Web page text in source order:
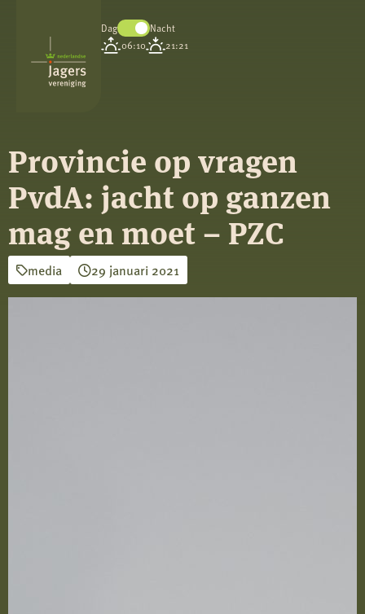
Koninklijke
Nederlandse
Jagersvereniging
Dag
Nacht
06:10
21:21
Provincie op vragen
PvdA: jacht op ganzen
mag en moet – PZC
media 29 januari 2021